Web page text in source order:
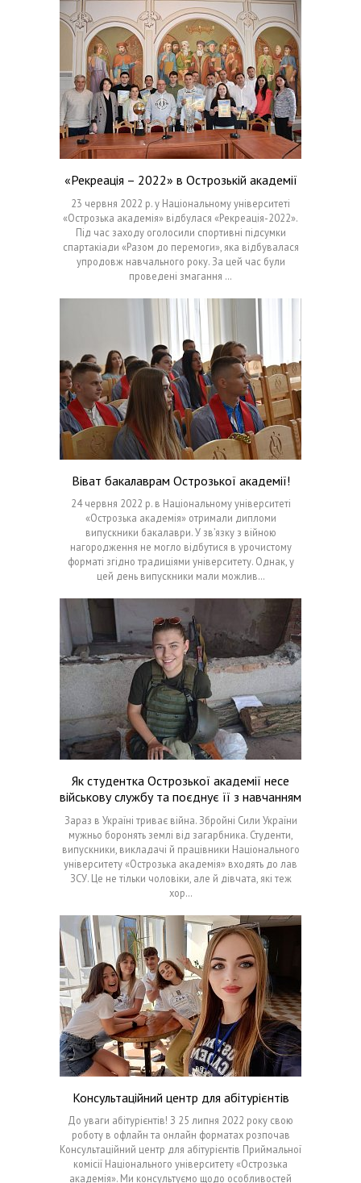
«Рекреація – 2022» в Острозькій академії
23 червня 2022 р. у Національному університеті
«Острозька академія» відбулася «Рекреація-2022».
Під час заходу оголосили спортивні підсумки
спартакіади «Разом до перемоги», яка відбувалася
упродовж навчального року. За цей час були
проведені змагання …
Віват бакалаврам Острозької академії!
24 червня 2022 р. в Національному університеті
«Острозька академія» отримали дипломи
випускники бакалаври. У зв’язку з війною
нагородження не могло відбутися в урочистому
форматі згідно традиціями університету. Однак, у
цей день випускники мали можлив…
Як студентка Острозької академії несе
військову службу та поєднує її з навчанням
Зараз в Україні триває війна. Збройні Сили України
мужньо боронять землі від загарбника. Студенти,
випускники, викладачі й працівники Національного
університету «Острозька академія» входять до лав
ЗСУ. Це не тільки чоловіки, але й дівчата, які теж
хор…
Консультаційний центр для абітурієнтів
До уваги абітурієнтів! З 25 липня 2022 року свою
роботу в офлайн та онлайн форматах розпочав
Консультаційний центр для абітурієнтів Приймальної
комісії Національного університету «Острозька
академія». Ми консультуємо щодо особливостей